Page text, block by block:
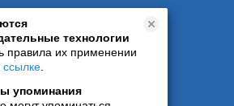
технологии
правила их применении
ссылке
упоминания